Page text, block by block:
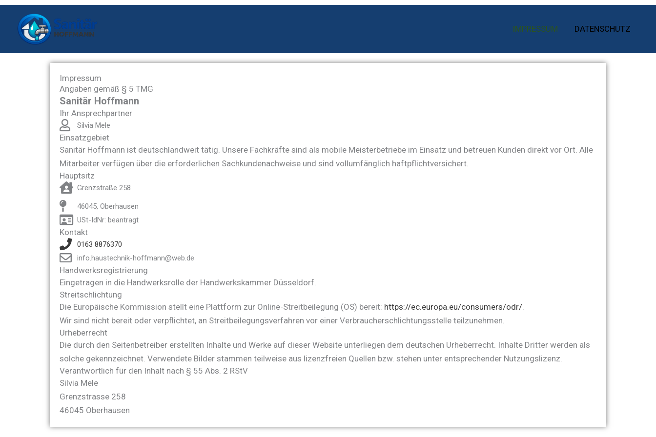
content
IMPRESSUM DATENSCHUTZ
Impressum
Angaben gemäß § 5 TMG
Sanitär Hoffmann
Ihr Ansprechpartner
Silvia Mele
Einsatzgebiet
Sanitär Hoffmann ist deutschlandweit tätig. Unsere Fachkräfte sind als mobile Meisterbetriebe im Einsatz und betreuen Kunden direkt vor Ort. Alle
Mitarbeiter verfügen über die erforderlichen Sachkundenachweise und sind vollumfänglich haftpflichtversichert.
Hauptsitz
Grenzstraße 258
46045, Oberhausen
USt-IdNr: beantragt
Kontakt
0163 8876370
info.haustechnik-hoffmann@web.de
Handwerksregistrierung
Eingetragen in die Handwerksrolle der Handwerkskammer Düsseldorf.
Streitschlichtung
Die Europäische Kommission stellt eine Plattform zur Online-Streitbeilegung (OS) bereit: https://ec.europa.eu/consumers/odr/
Wir sind nicht bereit oder verpflichtet, an Streitbeilegungsverfahren vor einer Verbraucherschlichtungsstelle teilzunehmen.
Urheberrecht
Die durch den Seitenbetreiber erstellten Inhalte und Werke auf dieser Website unterliegen dem deutschen Urheberrecht. Inhalte Dritter werden als
solche gekennzeichnet. Verwendete Bilder stammen teilweise aus lizenzfreien Quellen bzw. stehen unter entsprechender Nutzungslizenz.
Verantwortlich für den Inhalt nach § 55 Abs. 2 RStV
Silvia Mele
Grenzstrasse 258
46045 Oberhausen